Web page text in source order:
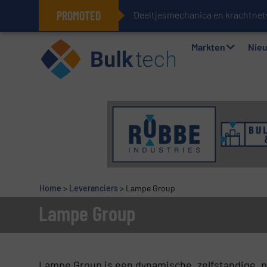
PROMOTED Deeltjesmechanica en
Geïntegreerde doserings- en
Markten
Home > Leveranciers > Lampe Group
Lampe Group